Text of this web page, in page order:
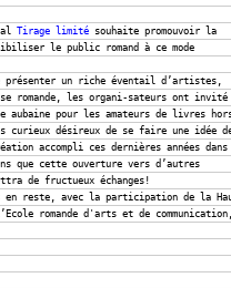
Tirage limité souhaite promouvoir la
le public romand à ce mode
présenter un riche éventail d’artistes,
romande, les organi-sateurs ont invité
aubaine pour les amateurs de livres
curieux désireux de se faire une idée
accompli ces dernières années dans
que cette ouverture vers d’autres
de fructueux échanges!
en reste, avec la participation de la
romande d'arts et de